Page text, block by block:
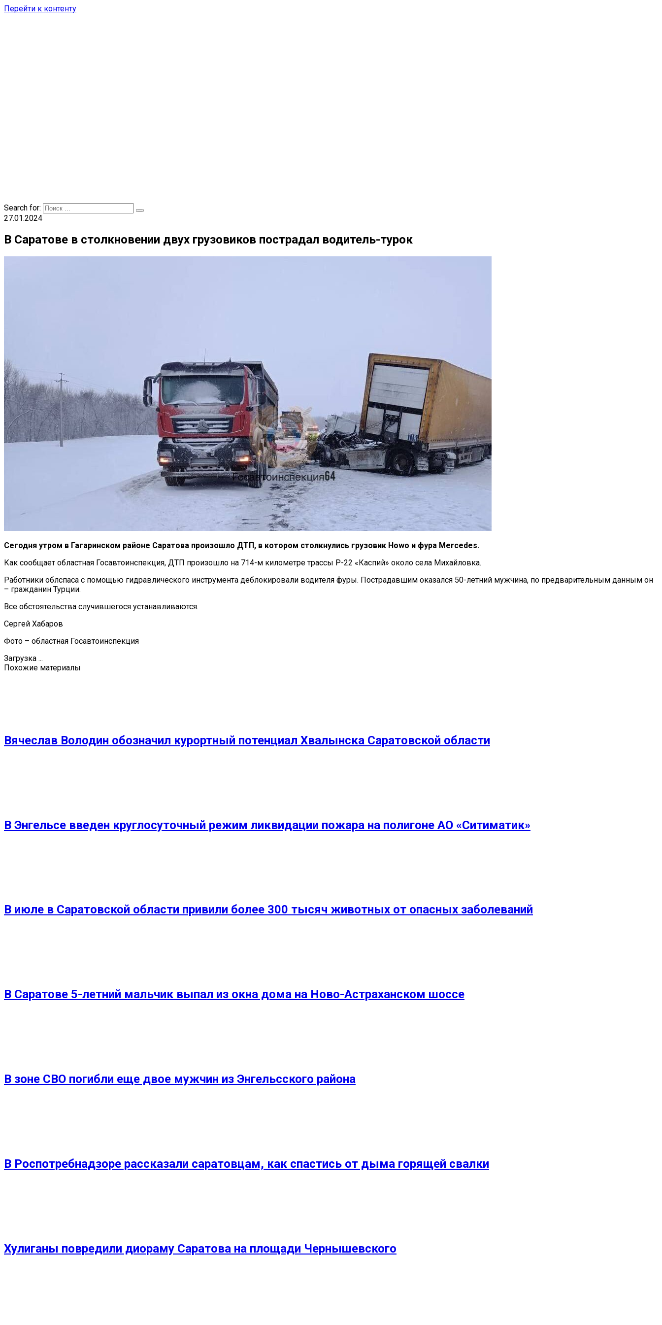
Перейти к контенту
Search for:
27.01.2024
В Саратове в столкновении двух грузовиков пострадал водитель-турок
Сегодня утром в Гагаринском районе Саратова произошло ДТП, в котором столкнулись грузовик Howo и фура Mercedes.
Как сообщает областная Госавтоинспекция, ДТП произошло на 714-м километре трассы Р-22 «Каспий» около села Михайловка.
Работники облспаса с помощью гидравлического инструмента деблокировали водителя фуры. Пострадавшим оказался 50-летний мужчина, по предварительным данным он
– гражданин Турции.
Все обстоятельства случившегося устанавливаются.
Сергей Хабаров
Фото – областная Госавтоинспекция
Загрузка ...
Похожие материалы
Вячеслав Володин обозначил курортный потенциал Хвалынска Саратовской области
В Энгельсе введен круглосуточный режим ликвидации пожара на полигоне АО «Ситиматик»
В июле в Саратовской области привили более 300 тысяч животных от опасных заболеваний
В Саратове 5-летний мальчик выпал из окна дома на Ново-Астраханском шоссе
В зоне СВО погибли еще двое мужчин из Энгельсского района
В Роспотребнадзоре рассказали саратовцам, как спастись от дыма горящей свалки
Хулиганы повредили диораму Саратова на площади Чернышевского